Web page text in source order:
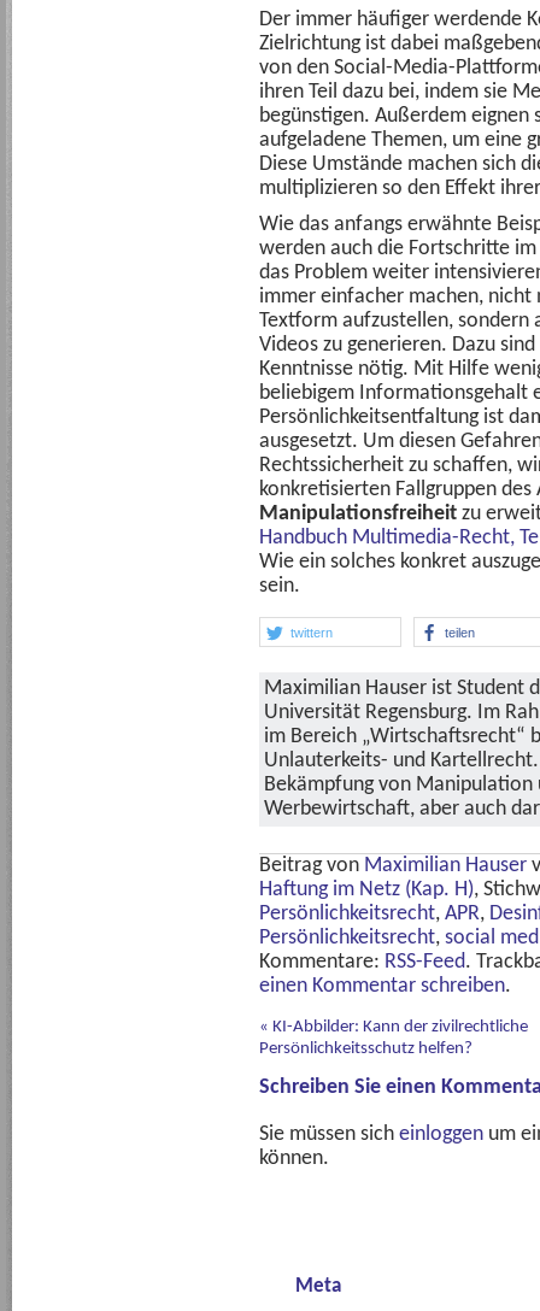
Der immer häufiger werdende
Zielrichtung ist dabei
von den Social-Media-
ihren Teil dazu bei, indem sie
begünstigen. Außerdem
aufgeladene Themen, um eine
Diese Umstände machen sich
multiplizieren so den Effekt
Wie das anfangs erwähnte
werden auch die Fortschritte
das Problem weiter
immer einfacher machen, nicht
Textform aufzustellen, sondern
Videos zu generieren. Dazu
Kenntnisse nötig. Mit Hilfe
beliebigem Informationsgehalt
Persönlichkeitsentfaltung ist
ausgesetzt. Um diesen
Rechtssicherheit zu schaffen,
konkretisierten Fallgruppen des
Manipulationsfreiheit zu
Handbuch Multimedia-Recht,
Wie ein solches konkret
sein.
twittern teilen
Maximilian Hauser ist Student
Universität Regensburg. Im
im Bereich „Wirtschaftsrecht“
Unlauterkeits- und
Bekämpfung von
Werbewirtschaft, aber auch
Beitrag von Maximilian Hauser
Haftung im Netz (Kap. H),
Persönlichkeitsrecht, APR,
Persönlichkeitsrecht, social
Kommentare: RSS-Feed.
einen Kommentar schreiben.
« KI-Abbilder: Kann der zivilrechtliche
Persönlichkeitsschutz helfen?
Schreiben Sie einen
Sie müssen sich einloggen um
können.
Meta